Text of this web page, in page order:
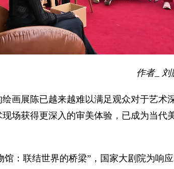
Picture
作者_
画展陈已越来越难以满足观众对于艺术
场获得更深入的审美体验，已成为当代
：联结世界的桥梁”，国家大剧院为响